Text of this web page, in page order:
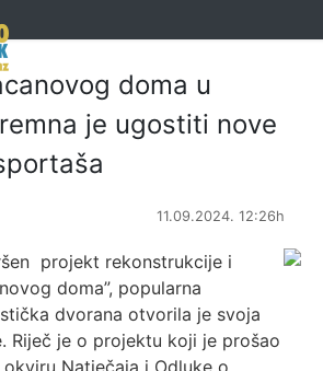
doma u
je ugostiti nove
11.09.2024. 12:26h
projekt rekonstrukcije i
doma”, popularna
dvorana otvorila je svoja
Riječ je o projektu koji je prošao
Natječaja i Odluke o